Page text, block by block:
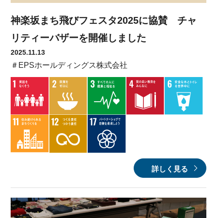
神楽坂まち飛びフェスタ2025に協賛 チャ
リティーバザーを開催しました
2025.11.13
＃EPSホールディングス株式会社
詳しく見る